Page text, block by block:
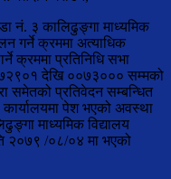
नं. ३ कालिढुङ्गा माध्यमिक
गर्ने क्रममा अत्याधिक
क्रममा प्रतिनिधि सभा
देखि ००७३००० सम्मको
समेतको प्रतिवेदन सम्बन्धित
पेश भएको अवस्था
माध्यमिक विद्यालय
२०७९ /०८/०४ मा भएको